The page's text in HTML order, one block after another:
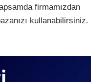
firmamızdan
kullanabilirsiniz.